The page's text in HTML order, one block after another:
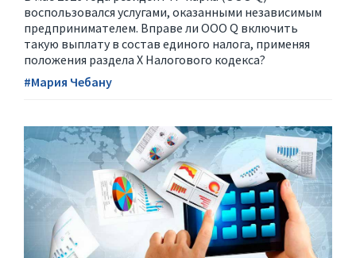
воспользовался услугами, оказанными независимым
предпринимателем. Вправе ли ООО Q включить
такую выплату в состав единого налога, применяя
положения раздела X Налогового кодекса?
#Мария Чебану